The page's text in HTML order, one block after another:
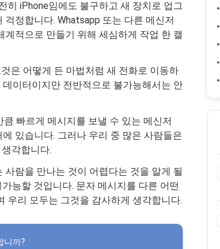
히 ​​iPhone임에도 불구하고 새 장치로 업그
정합니다. Whatsapp 또는 다른 메신저
적으로 만들기 위해 세심하게 작업 한 캘
은 어떻게 든 마법처럼 새 전화로 이동하
이터이지만 전반적으로 불가능해서는 안
큼 빠르게 메시지를 보낼 수 있는 메신저
있습니다. 그러나 우리 중 많은 사람들은
각합니다.
람을 만나는 것이 어렵다는 것을 알게 될
능할 것입니다. 문자 메시지를 다른 어떤
우리 모두는 그것을 감사하게 생각합니다.
니까?